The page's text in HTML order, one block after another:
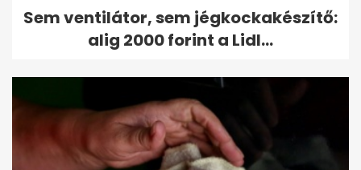
Sem ventilátor, sem jégkockakészítő:
alig 2000 forint a Lidl...